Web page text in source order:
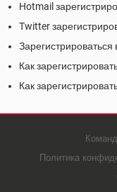
Hotmail
Twitter
Зарегистрироваться
Как
Как
Политика